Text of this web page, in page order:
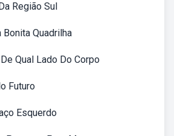
Região Sul
Quadrilha
Qual Lado Do Corpo
Futuro
Esquerdo